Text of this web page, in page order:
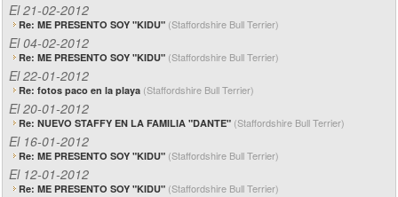
El 21-02-2012
Re: ME PRESENTO SOY "KIDU" (Staffordshire Bull Terrier)
El 04-02-2012
Re: ME PRESENTO SOY "KIDU" (Staffordshire Bull Terrier)
El 22-01-2012
Re: fotos paco en la playa (Staffordshire Bull Terrier)
El 20-01-2012
Re: NUEVO STAFFY EN LA FAMILIA "DANTE" (Staffordshire Bull Terrier)
El 16-01-2012
Re: ME PRESENTO SOY "KIDU" (Staffordshire Bull Terrier)
El 12-01-2012
Re: ME PRESENTO SOY "KIDU" (Staffordshire Bull Terrier)